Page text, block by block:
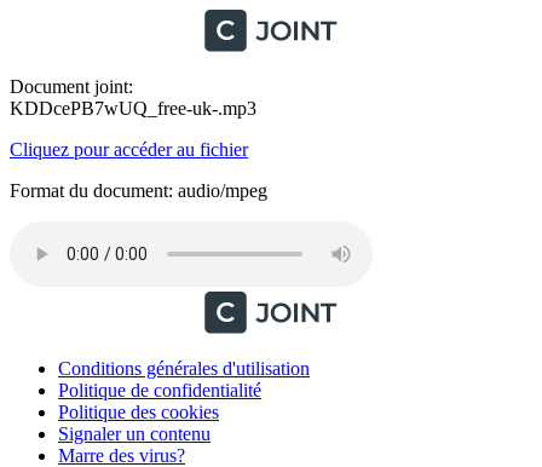
Document joint:
KDDcePB7wUQ_free-uk-.mp3
Cliquez pour accéder au fichier
Format du document: audio/mpeg
Conditions générales d'utilisation
Politique de confidentialité
Politique des cookies
Signaler un contenu
Marre des virus?